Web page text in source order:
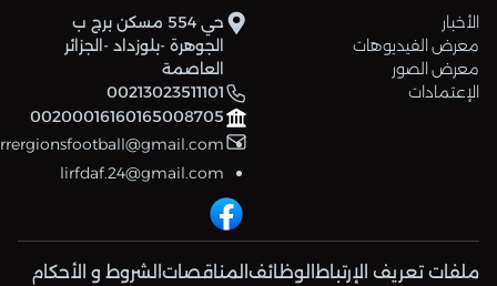
الأخبار
معرض الفيديوهات
معرض الصور
الإعتمادات
حي 554 مسكن برج ب
الجوهرة -بلوزداد -الجزائر
العاصمة
00213023511101
00200016160165008705
lirfdaf.24@gmail.com
ملفات تعريف الإرتباط الوظائف المناقصات الشروط و الأحكام